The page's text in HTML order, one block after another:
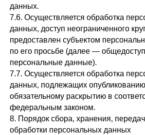
данных.
7.6. Осуществляется обработка
данных, доступ неограниченного
предоставлен субъектом
по его просьбе (далее —
персональные данные).
7.7. Осуществляется обработка
данных, подлежащих
обязательному раскрытию в
федеральным законом.
8. Порядок сбора, хранения,
обработки персональных данных